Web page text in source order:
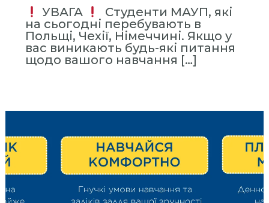
УВАГА
Студенти МАУП, які
на сьогодні перебувають в
Польщі, Чехії, Німеччині. Якщо у
вас виникають будь-які питання
щодо вашого навчання […]